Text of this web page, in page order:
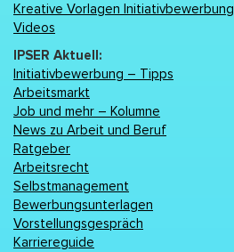
Kreative Vorlagen Initiativbewerbung
Videos
IPSER Aktuell:
Initiativbewerbung – Tipps
Arbeitsmarkt
Job und mehr – Kolumne
News zu Arbeit und Beruf
Ratgeber
Arbeitsrecht
Selbstmanagement
Bewerbungsunterlagen
Vorstellungsgespräch
Karriereguide